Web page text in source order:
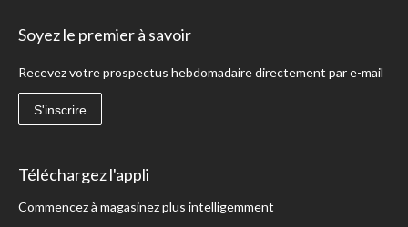
Soyez le premier à savoir
Recevez votre prospectus hebdomadaire directement par e-mail
S'inscrire
Téléchargez l'appli
Commencez à magasinez plus intelligemment